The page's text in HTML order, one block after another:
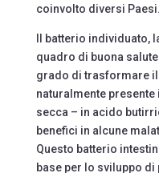
coinvolto diversi Paesi.
Il batterio individuato,
quadro di buona
grado di trasformare
naturalmente
secca – in acido
benefici in alcune
Questo batterio
base per lo sviluppo